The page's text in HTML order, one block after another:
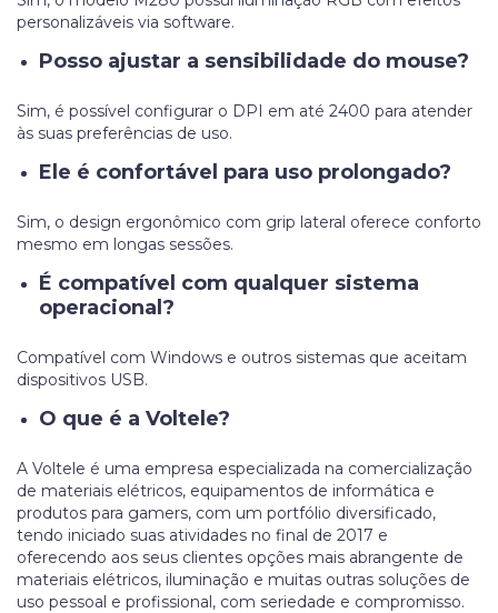
personalizáveis via software.
Posso ajustar a sensibilidade do mouse?
Sim, é possível configurar o DPI em até 2400 para atender
às suas preferências de uso.
Ele é confortável para uso prolongado?
Sim, o design ergonômico com grip lateral oferece conforto
mesmo em longas sessões.
É compatível com qualquer sistema
operacional?
Compatível com Windows e outros sistemas que aceitam
dispositivos USB.
O que é a Voltele?
A Voltele é uma empresa especializada na comercialização
de materiais elétricos, equipamentos de informática e
produtos para gamers, com um portfólio diversificado,
tendo iniciado suas atividades no final de 2017 e
oferecendo aos seus clientes opções mais abrangente de
materiais elétricos, iluminação e muitas outras soluções de
uso pessoal e profissional, com seriedade e compromisso.